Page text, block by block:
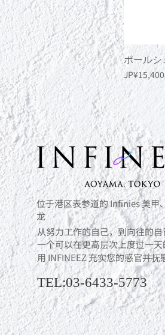
ポール
價格
JP¥15,400
位于港区表参道的 Infinies 美甲
龙
从努力工作的自己，到向往的自
一个可以在更高层次上度过一天
用 INFINEEZ 充实您的感官并抚
TEL:03-6433-5773